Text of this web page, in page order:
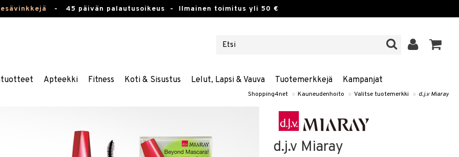
- 45 päivän palautusoikeus - Ilmainen toimitus yli 50 €
Apteekki Fitness Koti & Sisustus Lelut, Lapsi & Vauva Tuotemerkkejä Kampanjat
Shopping4net » Kauneudenhoito » Valitse tuotemerkki » d.j.v Miaray
d.j.v Miaray